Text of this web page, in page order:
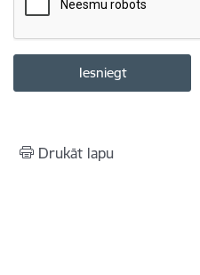
Drukāt lapu